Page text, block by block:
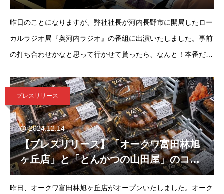
出演して来ました。
昨日のことになりますが、弊社社長が河内長野市に開局したロー
カルラジオ局『奥河内ラジオ』の番組に出演いたしました。事前
の打ち合わせかなと思って行かせて貰ったら、なんと！本番だっ
リジナルブランド「とんかつの
プレスリリース
2024.12.14
【プレスリリース】「オークワ富田林旭
ヶ丘店」と「とんかつの山田屋」のコラ
ボが実現いたしました。
昨日、オークワ富田林旭ヶ丘店がオープンいたしました。オーク